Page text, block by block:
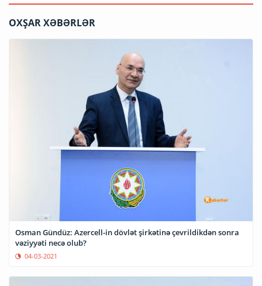
OXŞAR XƏBƏRLƏR
Osman Gündüz: Azercell-in dövlət şirkətinə çevrildikdən sonra
vəziyyəti necə olub?
04-03-2021